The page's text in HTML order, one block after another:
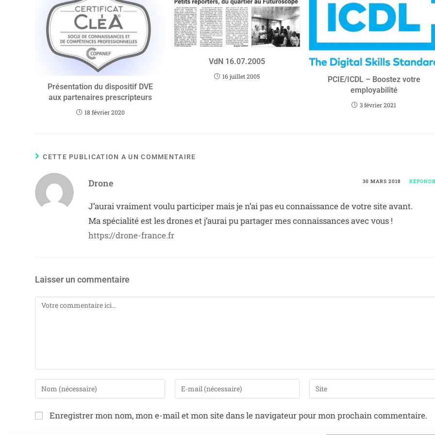
Présentation du dispositif DVE
aux partenaires prescripteurs
18 février 2020
VdN 16.07.2005
16 juillet 2005
PCIE/ICDL – Boostez votre
employabilité
3 février 2021
CETTE PUBLICATION A UN COMMENTAIRE
Drone 30 MARS 2018
J’aurai vraiment voulu participer mais je n’ai pas eu connaissance de votre site avant.
Ma spécialité est les drones et j’aurai pu partager mes connaissances avec vous !
https://drone-france.fr
Laisser un commentaire
Enregistrer mon nom, mon e-mail et mon site dans le navigateur pour mon prochain commentaire.